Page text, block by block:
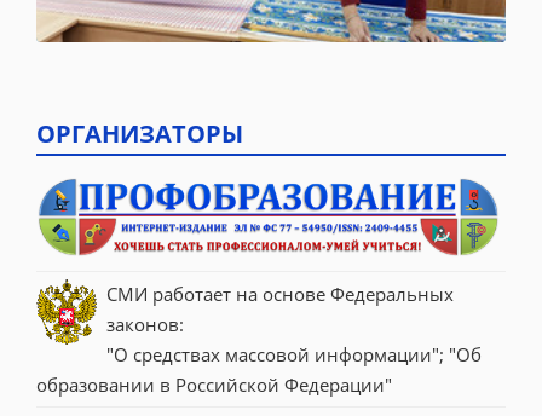
ОРГАНИЗАТОРЫ
СМИ работает на основе Федеральных
законов:
"О средствах массовой информации"; "Об
образовании в Российской Федерации"